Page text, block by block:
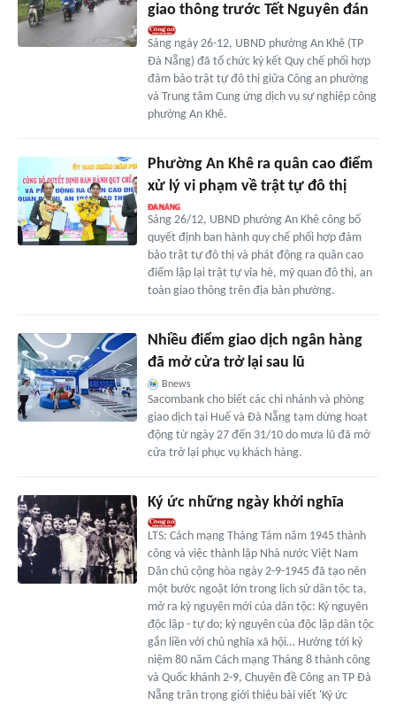
giao thông trước Tết Nguyên đán
Sáng ngày 26-12, UBND phường An Khê (TP
Đà Nẵng) đã tổ chức ký kết Quy chế phối hợp
đảm bảo trật tự đô thị giữa Công an phường
và Trung tâm Cung ứng dịch vụ sự nghiệp công
phường An Khê.
Phường An Khê ra quân cao điểm
xử lý vi phạm về trật tự đô thị
Sáng 26/12, UBND phường An Khê công bố
quyết định ban hành quy chế phối hợp đảm
bảo trật tự đô thị và phát động ra quân cao
điểm lập lại trật tự vỉa hè, mỹ quan đô thị, an
toàn giao thông trên địa bàn phường.
Nhiều điểm giao dịch ngân hàng
đã mở cửa trở lại sau lũ
Bnews
Sacombank cho biết các chi nhánh và phòng
giao dịch tại Huế và Đà Nẵng tạm dừng hoạt
động từ ngày 27 đến 31/10 do mưa lũ đã mở
cửa trở lại phục vụ khách hàng.
Ký ức những ngày khởi nghĩa
LTS: Cách mạng Tháng Tám năm 1945 thành
công và việc thành lập Nhà nước Việt Nam
Dân chủ cộng hòa ngày 2-9-1945 đã tạo nên
một bước ngoặt lớn trong lịch sử dân tộc ta,
mở ra kỷ nguyên mới của dân tộc: Kỷ nguyên
độc lập - tự do; kỷ nguyên của độc lập dân tộc
gắn liền với chủ nghĩa xã hội… Hướng tới kỷ
niệm 80 năm Cách mạng Tháng 8 thành công
và Quốc khánh 2-9, Chuyên đề Công an TP Đà
Nẵng trân trọng giới thiệu bài viết 'Ký ức